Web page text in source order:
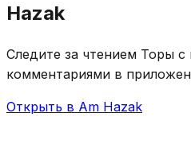
Hazak
Следите за чтением Торы
комментариями в
Открыть в Am Hazak